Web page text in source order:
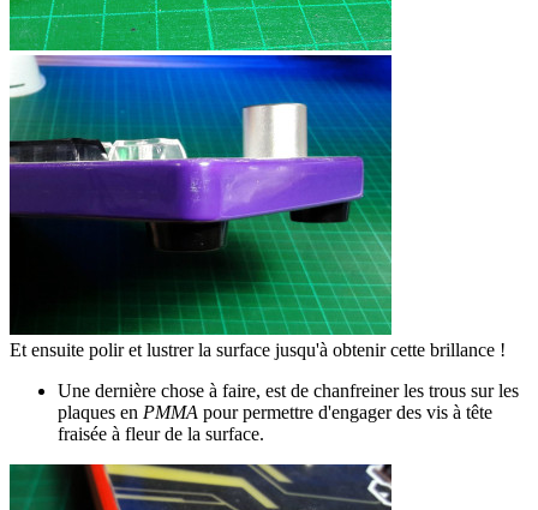
Et ensuite polir et lustrer la surface jusqu'à obtenir cette brillance !
Une dernière chose à faire, est de chanfreiner les trous sur les
plaques en PMMA pour permettre d'engager des vis à tête
fraisée à fleur de la surface.